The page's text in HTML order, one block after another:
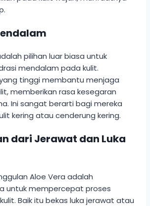
pilihan luar biasa untuk
mendalam pada kulit.
tinggi membantu menjaga
memberikan rasa kesegaran
Ini sangat berarti bagi mereka
kering atau cenderung kering.
dari Jerawat dan Luka
Aloe Vera adalah
untuk mempercepat proses
Baik itu bekas luka jerawat atau